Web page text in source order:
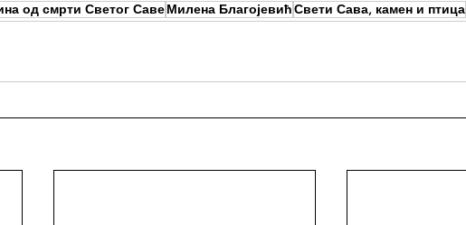
од смрти Светог СавеМилена БлагојевићСвети Сава, камен и птица